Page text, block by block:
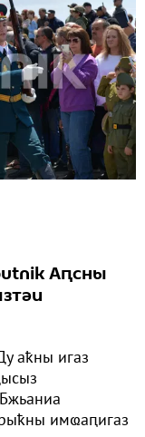
Аԥсны
аҟны игаз
имҩаԥигаз